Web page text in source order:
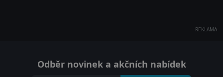
REKLAMA
Odběr novinek a akčních nabídek